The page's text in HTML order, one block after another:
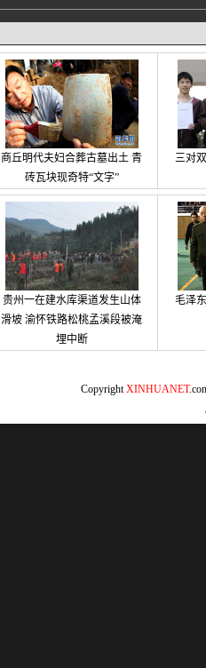
商丘明代夫妇合葬古墓出土 青
砖瓦块现奇特“文字”
三对
贵州一在建水库渠道发生山体
滑坡 渝怀铁路松桃孟溪段被淹
埋中断
毛泽
CopyrightXINHUANET